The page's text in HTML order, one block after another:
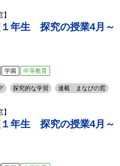
年生 探究の授業4月～
学園 中等教育
探究的な学習 連載 まなびの窓
年生 探究の授業4月～